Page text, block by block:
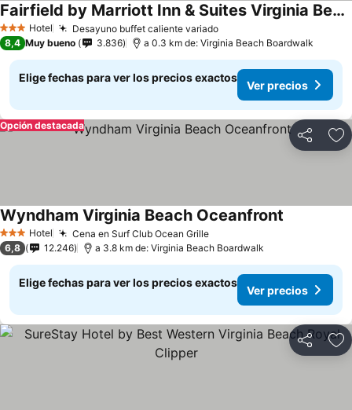
3 Estrellas
Hotel Desayuno buffet caliente variado
Fairfield by Marriott Inn & Suites Virginia Beach Oceanfront
8,4 Muy bueno 3.836 a 0.3 km de: Virginia Beach Boardwalk
Elige fechas para ver los precios exactos
Ver precios
Compartir
Opción destacada
3 Estrellas
Hotel Cena en Surf Club Ocean Grille
Wyndham Virginia Beach Oceanfront
6,8 12.246 a 3.8 km de: Virginia Beach Boardwalk
Elige fechas para ver los precios exactos
Ver precios
Compartir